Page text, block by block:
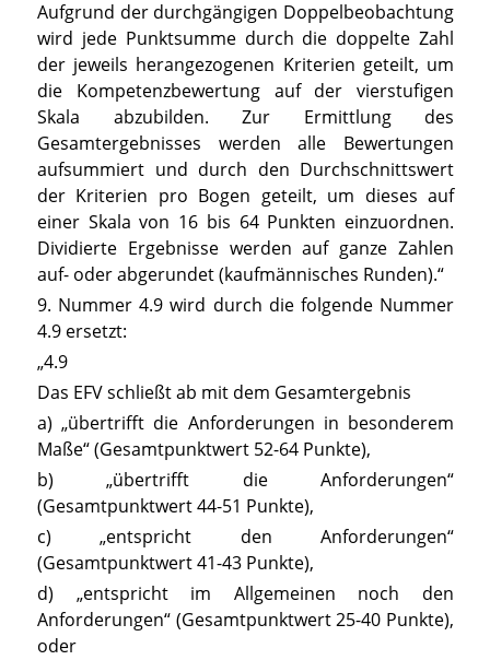
Aufgrund der durchgängigen Doppelbeobachtung
wird jede Punktsumme durch die doppelte Zahl
der jeweils herangezogenen Kriterien geteilt, um
die Kompetenzbewertung auf der vierstufigen
Skala abzubilden. Zur Ermittlung des
Gesamtergebnisses werden alle Bewertungen
aufsummiert und durch den Durchschnittswert
der Kriterien pro Bogen geteilt, um dieses auf
einer Skala von 16 bis 64 Punkten einzuordnen.
Dividierte Ergebnisse werden auf ganze Zahlen
auf- oder abgerundet (kaufmännisches Runden).“
9. Nummer 4.9 wird durch die folgende Nummer
4.9 ersetzt:
„4.9
Das EFV schließt ab mit dem Gesamtergebnis
a) „übertrifft die Anforderungen in besonderem
Maße“ (Gesamtpunktwert 52-64 Punkte),
b) „übertrifft die Anforderungen“
(Gesamtpunktwert 44-51 Punkte),
c) „entspricht den Anforderungen“
(Gesamtpunktwert 41-43 Punkte),
d) „entspricht im Allgemeinen noch den
Anforderungen“ (Gesamtpunktwert 25-40 Punkte),
oder